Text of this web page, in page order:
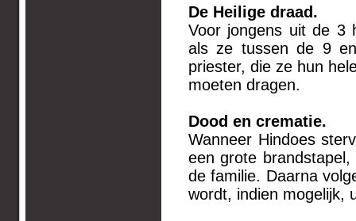
De Heilige draad.
Voor jongens uit de 3
als ze tussen de 9
priester, die ze hun
moeten dragen.
Dood en crematie.
Wanneer Hindoes
een grote
de familie. Daarna
wordt, indien mogelijk,